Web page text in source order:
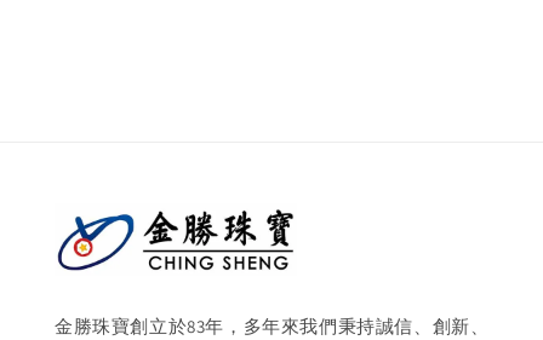
金勝珠寶創立於83年，多年來我們秉持誠信、創新、